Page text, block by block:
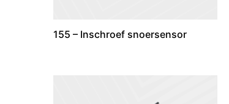
155 – Inschroef snoersensor